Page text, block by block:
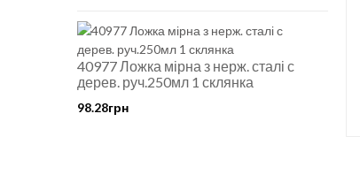
40977 Ложка мірна з нерж. сталі с
дерев. руч.250мл 1 склянка
98.28грн